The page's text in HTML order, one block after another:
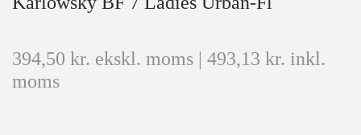
394,50 kr. ekskl. moms | 493,13 kr. inkl.
moms